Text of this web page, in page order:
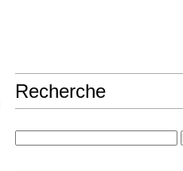
Recherche